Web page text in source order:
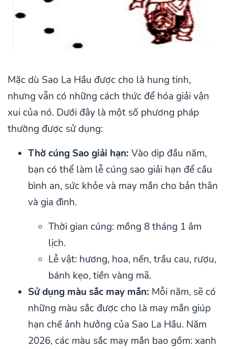
Mặc dù Sao La Hầu được cho là hung tinh,
nhưng vẫn có những cách thức để hóa giải vận
xui của nó. Dưới đây là một số phương pháp
thường được sử dụng:
Thờ cúng Sao giải hạn: Vào dịp đầu năm,
bạn có thể làm lễ cúng sao giải hạn để cầu
bình an, sức khỏe và may mắn cho bản thân
và gia đình.
Thời gian cúng: mồng 8 tháng 1 âm
lịch.
Lễ vật: hương, hoa, nến, trầu cau, rượu,
bánh kẹo, tiền vàng mã.
Sử dụng màu sắc may mắn: Mỗi năm, sẽ có
những màu sắc được cho là may mắn giúp
hạn chế ảnh hưởng của Sao La Hầu. Năm
2026, các màu sắc may mắn bao gồm: xanh